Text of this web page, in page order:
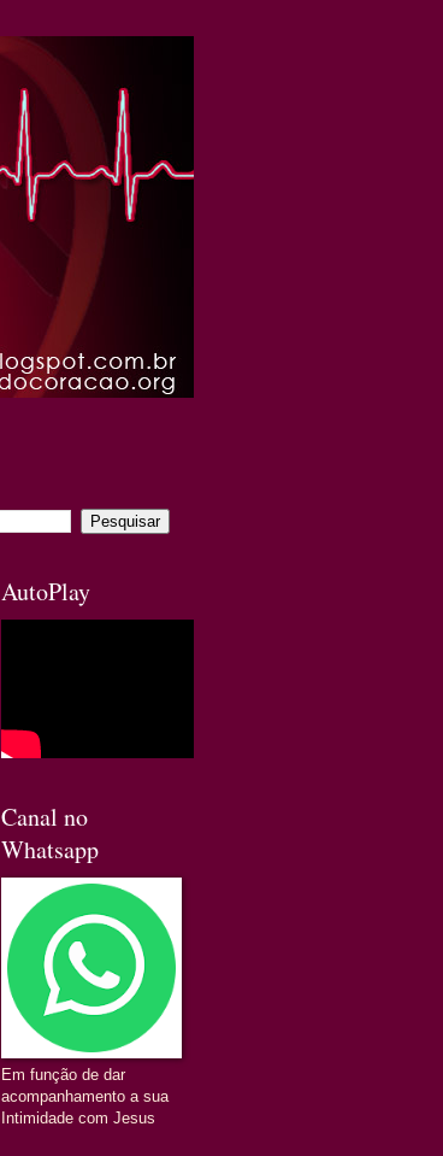
AutoPlay
Canal no
Whatsapp
Em função de dar
acompanhamento a sua
Intimidade com Jesus